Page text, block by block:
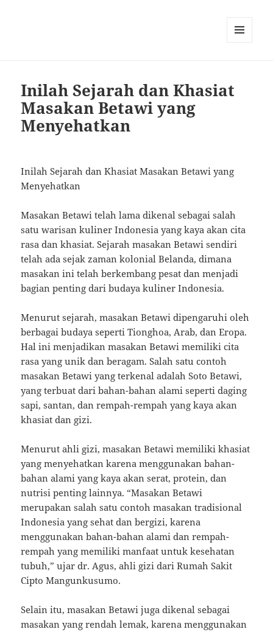
Inilah Sejarah dan Khasiat
Masakan Betawi yang
Menyehatkan
Inilah Sejarah dan Khasiat Masakan Betawi yang
Menyehatkan
Masakan Betawi telah lama dikenal sebagai salah
satu warisan kuliner Indonesia yang kaya akan cita
rasa dan khasiat. Sejarah masakan Betawi sendiri
telah ada sejak zaman kolonial Belanda, dimana
masakan ini telah berkembang pesat dan menjadi
bagian penting dari budaya kuliner Indonesia.
Menurut sejarah, masakan Betawi dipengaruhi oleh
berbagai budaya seperti Tionghoa, Arab, dan Eropa.
Hal ini menjadikan masakan Betawi memiliki cita
rasa yang unik dan beragam. Salah satu contoh
masakan Betawi yang terkenal adalah Soto Betawi,
yang terbuat dari bahan-bahan alami seperti daging
sapi, santan, dan rempah-rempah yang kaya akan
khasiat dan gizi.
Menurut ahli gizi, masakan Betawi memiliki khasiat
yang menyehatkan karena menggunakan bahan-
bahan alami yang kaya akan serat, protein, dan
nutrisi penting lainnya. “Masakan Betawi
merupakan salah satu contoh masakan tradisional
Indonesia yang sehat dan bergizi, karena
menggunakan bahan-bahan alami dan rempah-
rempah yang memiliki manfaat untuk kesehatan
tubuh,” ujar dr. Agus, ahli gizi dari Rumah Sakit
Cipto Mangunkusumo.
Selain itu, masakan Betawi juga dikenal sebagai
masakan yang rendah lemak, karena menggunakan